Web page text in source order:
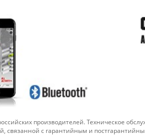
производителей. Техническое
связанной с гарантийным и